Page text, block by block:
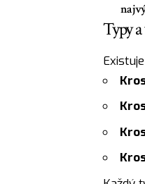
Typy